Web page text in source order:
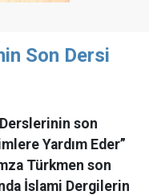
Son Dersi
son
Yardım Eder”
Türkmen son
İslami Dergilerin